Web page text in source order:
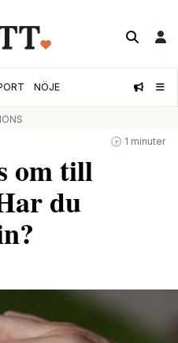
NÖJE
🕝 1 minuter
om till
du